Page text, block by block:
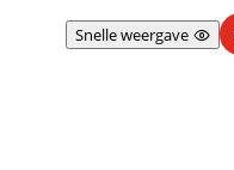
Snelle weergave